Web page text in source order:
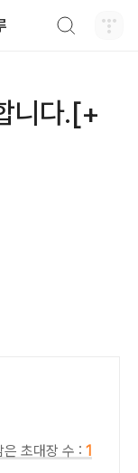
니다.[+
은 초대장 수 : 1